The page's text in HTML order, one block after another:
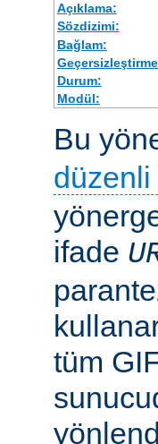
Açıklama:
Sözdizimi:
Bağlam:
Durum:
Modül:
Bu
düzenli
ifade
tüm